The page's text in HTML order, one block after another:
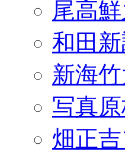
尾高
和田
新海
写真
畑正